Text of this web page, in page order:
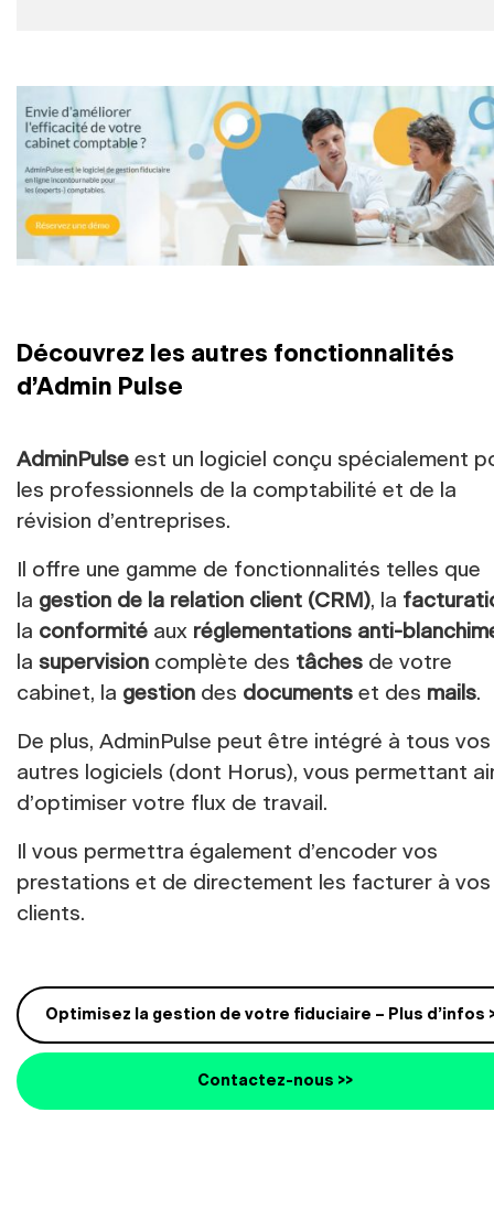
Découvrez les autres fonctionnalités
d’Admin Pulse
AdminPulse est un logiciel conçu spécialement
les professionnels de la comptabilité et de la
révision d’entreprises.
Il offre une gamme de fonctionnalités telles que
la gestion de la relation client (CRM), la
la conformité aux réglementations anti-
la supervision complète des tâches de votre
cabinet, la gestion des documents et des mails.
De plus, AdminPulse peut être intégré à tous vos
autres logiciels (dont Horus), vous permettant
d’optimiser votre flux de travail.
Il vous permettra également d’encoder vos
prestations et de directement les facturer à vos
clients.
Optimisez la gestion de votre fiduciaire – Plus d’infos
Contactez-nous >>